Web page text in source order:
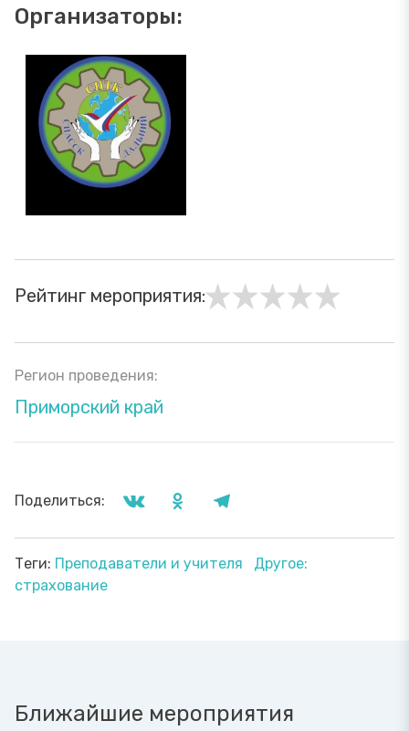
Организаторы:
Рейтинг мероприятия:
Регион проведения:
Приморский край
Поделиться:
Теги: Преподаватели и учителя
Другое:
страхование
Ближайшие мероприятия